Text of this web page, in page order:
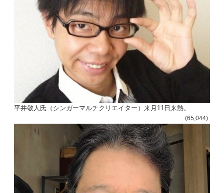
平井敬人氏（シンガーマルチクリエイター）来月11日来熱。
(65,044)